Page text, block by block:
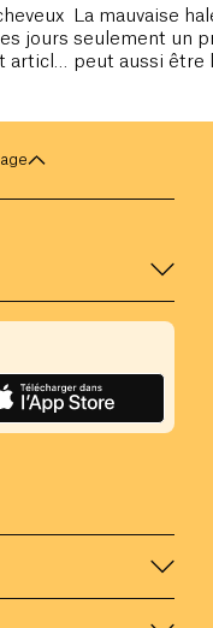
jours
article
La mauvaise
seulement un
peut aussi être